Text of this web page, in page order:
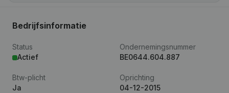
Bedrijfsinformatie
Status
Actief
Ondernemingsnummer
BE0644.604.887
Btw-plicht
Ja
Oprichting
04-12-2015